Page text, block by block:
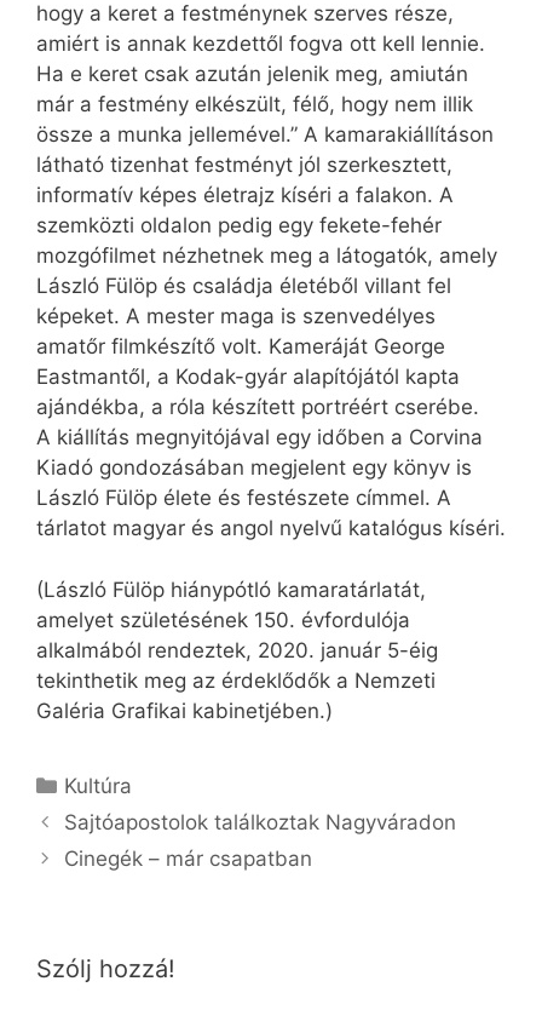
hogy a keret a festménynek szerves része,
amiért is annak kezdettől fogva ott kell lennie.
Ha e keret csak azután jelenik meg, amiután
már a festmény elkészült, félő, hogy nem illik
össze a munka jellemével.” A kamarakiállításon
látható tizenhat festményt jól szerkesztett,
informatív képes életrajz kíséri a falakon. A
szemközti oldalon pedig egy fekete-fehér
mozgófilmet nézhetnek meg a látogatók, amely
László Fülöp és családja életéből villant fel
képeket. A mester maga is szenvedélyes
amatőr filmkészítő volt. Kameráját George
Eastmantől, a Kodak-gyár alapítójától kapta
ajándékba, a róla készített portréért cserébe.
A kiállítás megnyitójával egy időben a Corvina
Kiadó gondozásában megjelent egy könyv is
László Fülöp élete és festészete címmel. A
tárlatot magyar és angol nyelvű katalógus kíséri.
(László Fülöp hiánypótló kamaratárlatát,
amelyet születésének 150. évfordulója
alkalmából rendeztek, 2020. január 5-éig
tekinthetik meg az érdeklődők a Nemzeti
Galéria Grafikai kabinetjében.)
Kategória
Kultúra
Sajtóapostolok találkoztak Nagyváradon
Cinegék – már csapatban
Szólj hozzá!